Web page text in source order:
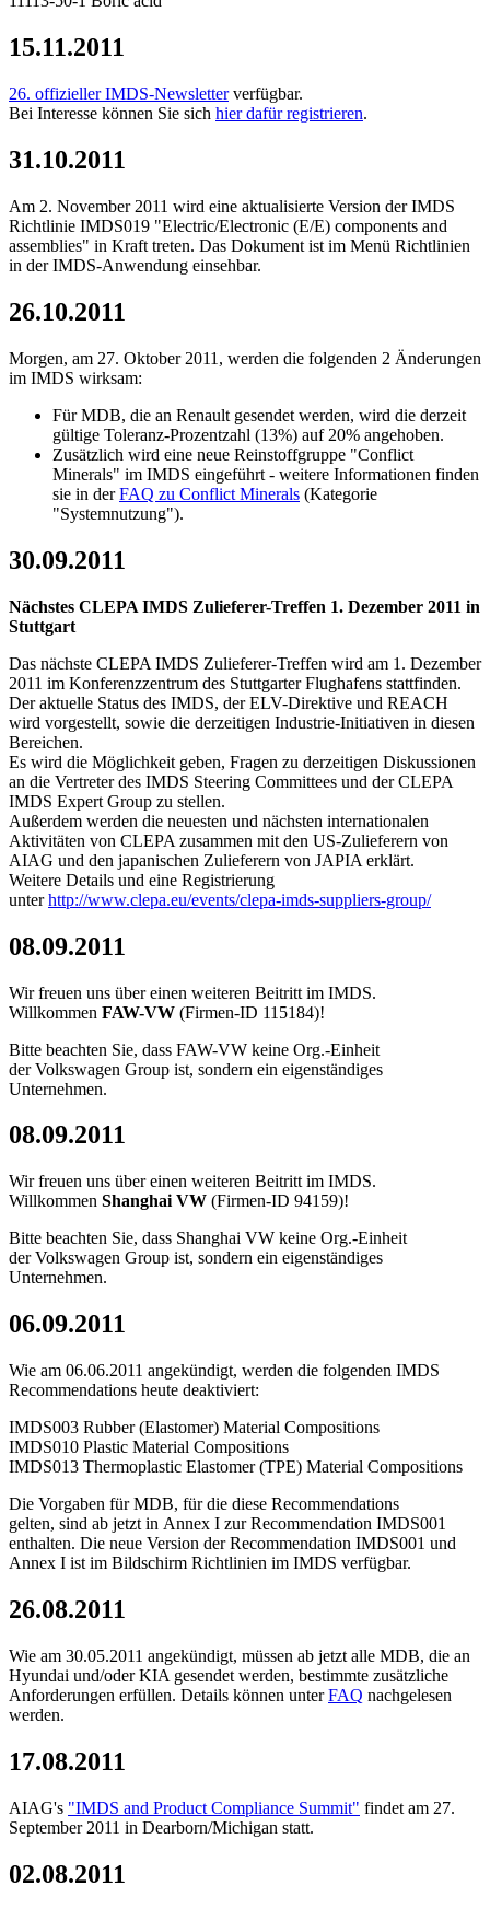
15.11.2011
26. offizieller IMDS-Newsletterverfügbar.
Bei Interesse können Sie sich hier dafür registrieren.
31.10.2011
Am 2. November 2011 wird eine aktualisierte Version der IMDS
Richtlinie IMDS019 "Electric/Electronic (E/E) components and
assemblies" in Kraft treten. Das Dokument ist im Menü Richtlinien
in der IMDS-Anwendung einsehbar.
26.10.2011
Morgen, am 27. Oktober 2011, werden die folgenden 2 Änderungen
im IMDS wirksam:
Für MDB, die an Renault gesendet werden, wird die derzeit
gültige Toleranz-Prozentzahl (13%) auf 20% angehoben.
Zusätzlich wird eine neue Reinstoffgruppe "Conflict
Minerals" im IMDS eingeführt - weitere Informationen finden
sie in derFAQ zu Conflict Minerals (Kategorie
"Systemnutzung").
30.09.2011
Nächstes CLEPA IMDS Zulieferer-Treffen 1. Dezember 2011 in
Stuttgart
Das nächste CLEPA IMDS Zulieferer-Treffen wird am 1. Dezember
2011 im Konferenzzentrum des Stuttgarter Flughafens stattfinden.
Der aktuelle Status des IMDS, der ELV-Direktive und REACH
wird vorgestellt, sowie die derzeitigen Industrie-Initiativen in diesen
Bereichen.
Es wird die Möglichkeit geben, Fragen zu derzeitigen Diskussionen
an die Vertreter des IMDS Steering Committees und der CLEPA
IMDS Expert Group zu stellen.
Außerdem werden die neuesten und nächsten internationalen
Aktivitäten von CLEPA zusammen mit den US-Zulieferern von
AIAG und den japanischen Zulieferern von JAPIA erklärt.
Weitere Details und eine Registrierung
unterhttp://www.clepa.eu/events/clepa-imds-suppliers-group/
08.09.2011
Wir freuen uns über einen weiteren Beitritt im IMDS.
Willkommen FAW-VW (Firmen-ID 115184)!
Bitte beachten Sie, dass FAW-VW keine Org.-Einheit
der Volkswagen Group ist, sondern ein eigenständiges
Unternehmen.
08.09.2011
Wir freuen uns über einen weiteren Beitritt im IMDS.
Willkommen Shanghai VW (Firmen-ID 94159)!
Bitte beachten Sie, dass Shanghai VW keine Org.-Einheit
der Volkswagen Group ist, sondern ein eigenständiges
Unternehmen.
06.09.2011
Wie am 06.06.2011 angekündigt, werden die folgenden IMDS
Recommendations heute deaktiviert:
IMDS003 Rubber (Elastomer) Material Compositions
IMDS010 Plastic Material Compositions
IMDS013 Thermoplastic Elastomer (TPE) Material Compositions
Die Vorgaben für MDB, für die diese Recommendations
gelten, sind ab jetzt in Annex I zur Recommendation IMDS001
enthalten. Die neue Version der Recommendation IMDS001 und
Annex I ist im Bildschirm Richtlinien im IMDS verfügbar.
26.08.2011
Wie am 30.05.2011 angekündigt, müssen ab jetzt alle MDB, die an
Hyundai und/oder KIA gesendet werden, bestimmte zusätzliche
Anforderungen erfüllen. Details können unterFAQ nachgelesen
werden.
17.08.2011
AIAG's "IMDS and Product Compliance Summit" findet am 27.
September 2011 in Dearborn/Michigan statt.
02.08.2011